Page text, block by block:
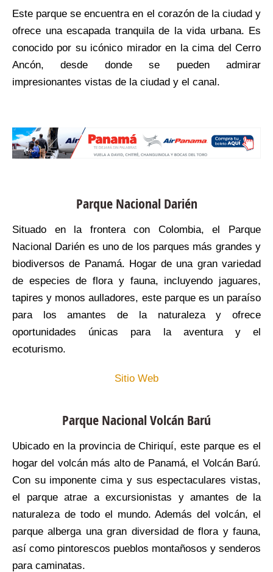
Este parque se encuentra en el corazón de la ciudad y
ofrece una escapada tranquila de la vida urbana. Es
conocido por su icónico mirador en la cima del Cerro
Ancón, desde donde se pueden admirar
impresionantes vistas de la ciudad y el canal.
Parque Nacional Darién
Situado en la frontera con Colombia, el Parque
Nacional Darién es uno de los parques más grandes y
biodiversos de Panamá. Hogar de una gran variedad
de especies de flora y fauna, incluyendo jaguares,
tapires y monos aulladores, este parque es un paraíso
para los amantes de la naturaleza y ofrece
oportunidades únicas para la aventura y el
ecoturismo.
Sitio Web
Parque Nacional Volcán Barú
Ubicado en la provincia de Chiriquí, este parque es el
hogar del volcán más alto de Panamá, el Volcán Barú.
Con su imponente cima y sus espectaculares vistas,
el parque atrae a excursionistas y amantes de la
naturaleza de todo el mundo. Además del volcán, el
parque alberga una gran diversidad de flora y fauna,
así como pintorescos pueblos montañosos y senderos
para caminatas.